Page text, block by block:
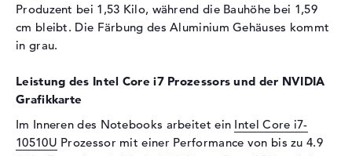
Soundkarte
onboard
Sensorauflösung
Eingabegeräte
Eingabegeräte
Multi-Touch-Trackpad, Multi-
Produzent bei 1,53 Kilo, während die Bauhöhe bei 1,59
cm bleibt. Die Färbung des Aluminium Gehäuses kommt
in grau.
Leistung des Intel Core i7 Prozessors und der NVIDIA
Grafikkarte
Im Inneren des Notebooks arbeitet ein Intel Core i7-
10510U Prozessor mit einer Performance von bis zu 4.9